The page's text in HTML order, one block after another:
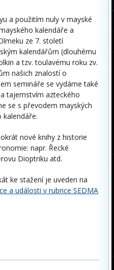
a použitím nuly v mayské
kalendáře a
ze 7. století
kalendářům (dlouhému
a tzv. toulavému roku zv.
našich znalostí o
semináře se vydáme také
tajemstvím azteckého
se s převodem mayských
kalendáře.
nové knihy z historie
napr. Řecké
Dioptriku atd.
ke stažení je uveden na
a události v rubrice SEDMA